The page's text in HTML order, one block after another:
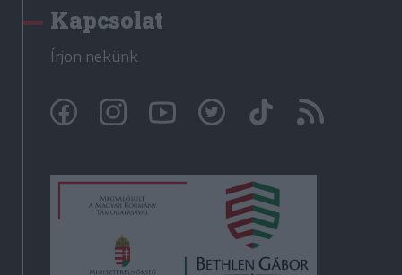
Kapcsolat
Írjon nekünk